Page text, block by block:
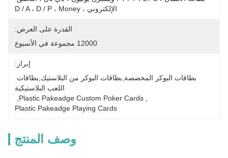
الإلكتروني ، D / A ، D / P ، Money
القدرة على العرض:
12000 مجموعة في الأسبوع
إبراز:
اللعب البلاستيكية
Plastic Pakeadge Custom Poker Cards
Plastic Pakeadge Playing Cards
وصف المنتج